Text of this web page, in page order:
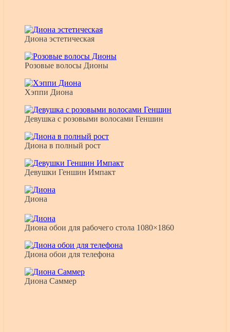
Диона эстетическая
Розовые волосы Дионы
Хэппи Диона
Девушка с розовыми волосами Геншин
Диона в полный рост
Девушки Геншин Импакт
Диона
Диона обои для рабочего стола 1080×1860
Диона обои для телефона
Диона Саммер